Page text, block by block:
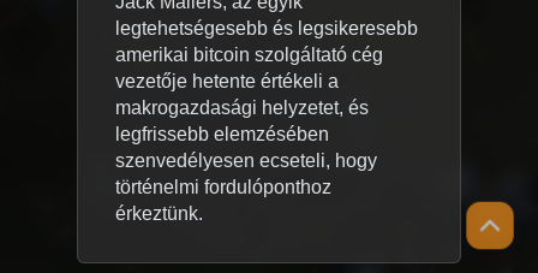
legtehetségesebb és legsikeresebb
amerikai bitcoin szolgáltató cég
vezetője hetente értékeli a
makrogazdasági helyzetet, és
legfrissebb elemzésében
szenvedélyesen ecseteli, hogy
történelmi fordulóponthoz
érkeztünk.